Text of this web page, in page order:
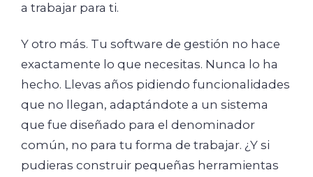
a trabajar para ti.
Y otro más. Tu software de gestión no hace
exactamente lo que necesitas. Nunca lo ha
hecho. Llevas años pidiendo funcionalidades
que no llegan, adaptándote a un sistema
que fue diseñado para el denominador
común, no para tu forma de trabajar. ¿Y si
pudieras construir pequeñas herramientas